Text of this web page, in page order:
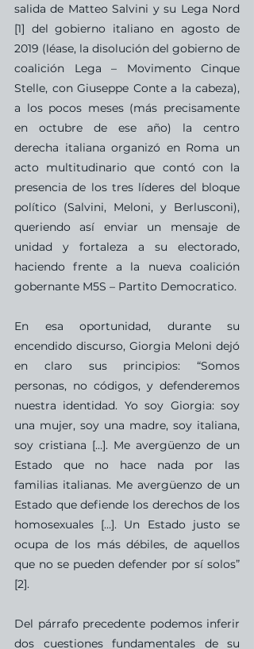
salida de Matteo Salvini y su Lega Nord
[1] del gobierno italiano en agosto de
2019 (léase, la disolución del gobierno de
coalición Lega – Movimento Cinque
Stelle, con Giuseppe Conte a la cabeza),
a los pocos meses (más precisamente
en octubre de ese año) la centro
derecha italiana organizó en Roma un
acto multitudinario que contó con la
presencia de los tres líderes del bloque
político (Salvini, Meloni, y Berlusconi),
queriendo así enviar un mensaje de
unidad y fortaleza a su electorado,
haciendo frente a la nueva coalición
gobernante M5S – Partito Democratico.
En esa oportunidad, durante su
encendido discurso, Giorgia Meloni dejó
en claro sus principios: “Somos
personas, no códigos, y defenderemos
nuestra identidad. Yo soy Giorgia: soy
una mujer, soy una madre, soy italiana,
soy cristiana […]. Me avergüenzo de un
Estado que no hace nada por las
familias italianas. Me avergüenzo de un
Estado que defiende los derechos de los
homosexuales […]. Un Estado justo se
ocupa de los más débiles, de aquellos
que no se pueden defender por sí solos”
[2].
Del párrafo precedente podemos inferir
dos cuestiones fundamentales de su